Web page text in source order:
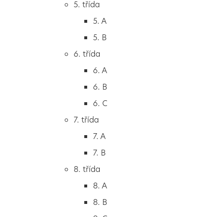
2. B
3. A
4. A
5. A
5. třída
5. A
5. B
6. třída
6. A
6. B
6. C
7. třída
7. A
7. B
8. třída
8. A
8. B